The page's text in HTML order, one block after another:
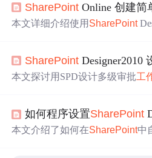
并提供了相应的解决方案链接。
SharePoint Online 创建简
本文详细介绍使用 SharePoint
布流程。
SharePoint Designer2010
本文探讨用SPD设计多级审批工
工作流编写（设置参数、部门审
ntHandler发送邮件的步骤，还提
如何程序设置SharePoint
本文介绍了如何在SharePoint中